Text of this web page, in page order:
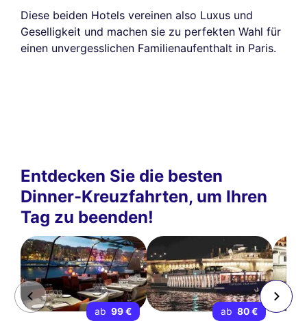
Diese beiden Hotels vereinen also Luxus und
Geselligkeit und machen sie zu perfekten Wahl für
einen unvergesslichen Familienaufenthalt in Paris.
Entdecken Sie die besten
Dinner-Kreuzfahrten, um Ihren
Tag zu beenden!
ab 99 € ab 80 €